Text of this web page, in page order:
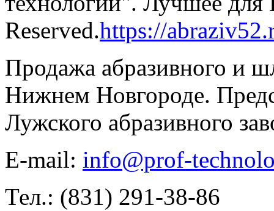
Reserved.https://
Продажа абразивного и
Нижнем Новгороде.
Лужского абразивного
E-mail: info@prof-
Тел.: (831) 291-38-86